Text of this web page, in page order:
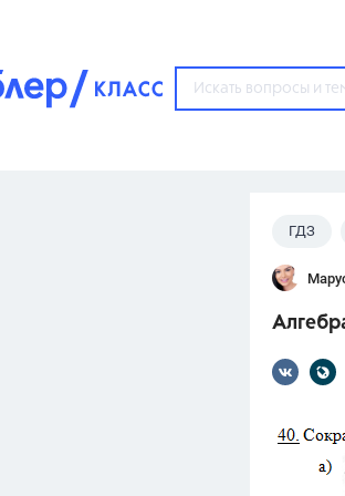
Популярные темы
ГДЗ
3273 ответа
ответов
ГДЗ